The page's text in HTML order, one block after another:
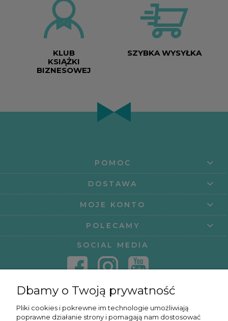
KLUB
KSIĄŻKI
BIZNESOWEJ
SZYBKA WYSYŁKA
POMOC
DOSTAWA
MOJE KONTO
POLECAMY
SOCIAL MEDIA
Dbamy o Twoją prywatność
Pliki cookies i pokrewne im technologie umożliwiają
poprawne działanie strony i pomagają nam dostosować